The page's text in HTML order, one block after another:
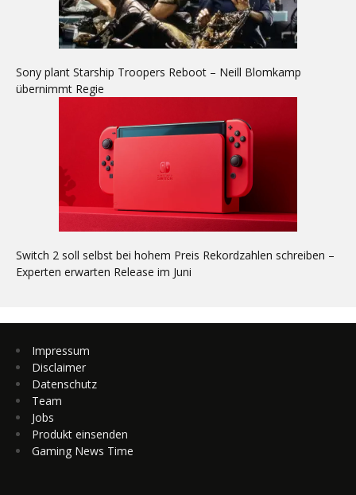
Sony plant Starship Troopers Reboot – Neill Blomkamp
übernimmt Regie
Switch 2 soll selbst bei hohem Preis Rekordzahlen schreiben –
Experten erwarten Release im Juni
Impressum
Disclaimer
Datenschutz
Team
Jobs
Produkt einsenden
Gaming News Time